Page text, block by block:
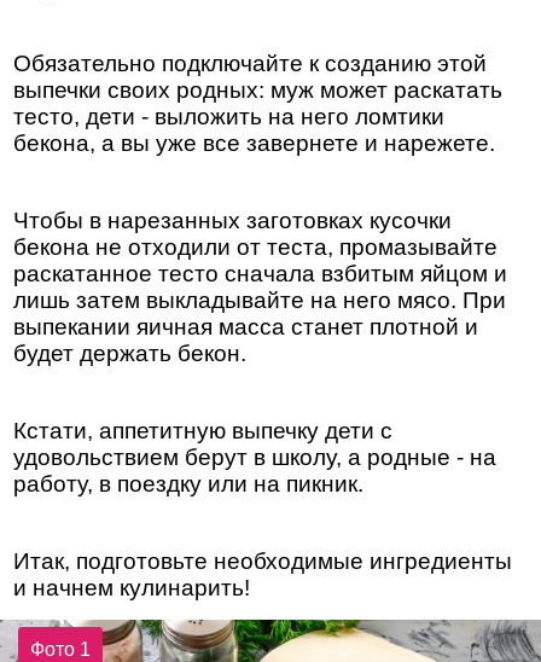
Обязательно подключайте к созданию этой
выпечки своих родных: муж может раскатать
тесто, дети - выложить на него ломтики
бекона, а вы уже все завернете и нарежете.
Чтобы в нарезанных заготовках кусочки
бекона не отходили от теста, промазывайте
раскатанное тесто сначала взбитым яйцом и
лишь затем выкладывайте на него мясо. При
выпекании яичная масса станет плотной и
будет держать бекон.
Кстати, аппетитную выпечку дети с
удовольствием берут в школу, а родные - на
работу, в поездку или на пикник.
Итак, подготовьте необходимые ингредиенты
и начнем кулинарить!
Фото 1